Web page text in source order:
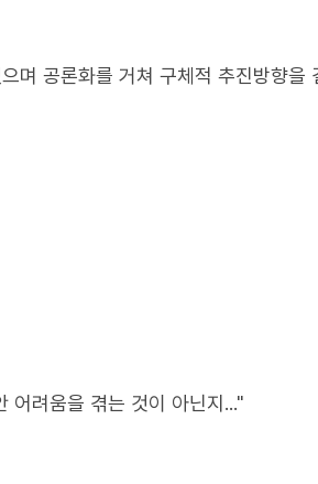
며 공론화를 거쳐 구체적 추진방향을
어려움을 겪는 것이 아닌지..."